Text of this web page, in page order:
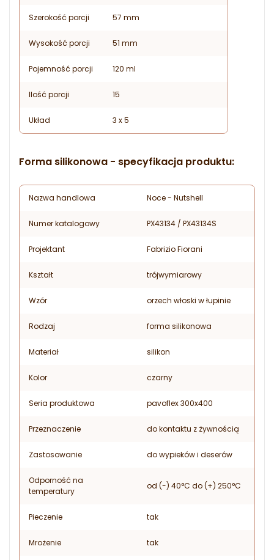
Szerokość porcji 57 mm
Wysokość porcji 51 mm
Pojemność porcji 120 ml
Ilość porcji 15
Układ 3 x 5
Forma silikonowa - specyfikacja produktu:
Nazwa handlowa Noce - Nutshell
Numer katalogowy PX43134 / PX43134S
Projektant Fabrizio Fiorani
Kształt trójwymiarowy
Wzór orzech włoski w łupinie
Rodzaj forma silikonowa
Materiał silikon
Kolor czarny
Seria produktowa pavoflex 300x400
Przeznaczenie do kontaktu z żywnością
Zastosowanie do wypieków i deserów
Odporność na
temperatury
od (-) 40°C do (+) 250°C
Pieczenie tak
Mrożenie tak